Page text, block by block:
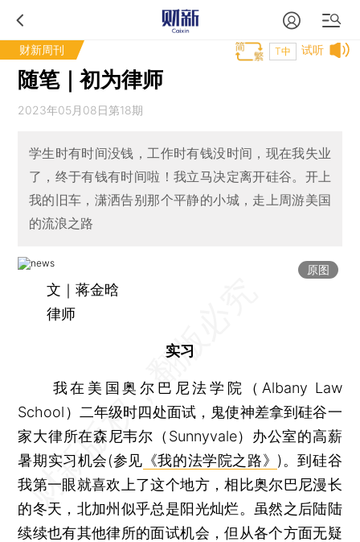
财新周刊 试听
T中
随笔｜初为律师
2023年05月08日第18期
学生时有时间没钱，工作时有钱没时间，现在我失业
了，终于有钱有时间啦！我立马决定离开硅谷。开上
我的旧车，潇洒告别那个平静的小城，走上周游美国
的流浪之路
原图
文｜蒋金晗
律师
实习
我在美国奥尔巴尼法学院（Albany Law
School）二年级时四处面试，鬼使神差拿到硅谷一
家大律所在森尼韦尔（Sunnyvale）办公室的高薪
暑期实习机会(参见 《我的法学院之路》 )。到硅谷
我第一眼就喜欢上了这个地方，相比奥尔巴尼漫长
的冬天，北加州似乎总是阳光灿烂。虽然之后陆陆
续续也有其他律所的面试机会，但从各个方面无疑